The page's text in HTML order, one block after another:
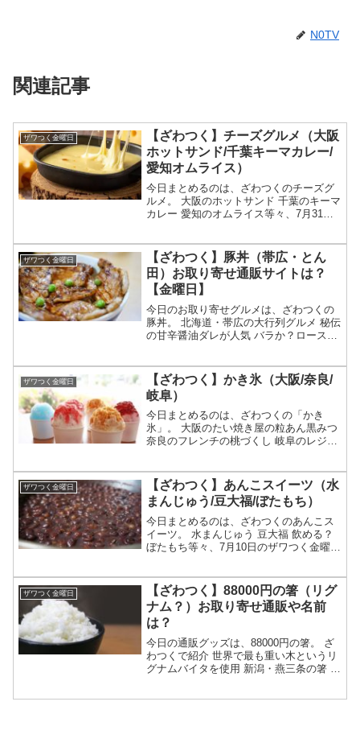
N0TV
関連記事
ザワつく金曜日
【ざわつく】チーズグルメ（大阪
ホットサンド/千葉キーマカレー/
愛知オムライス）
今日まとめるのは、ざわつくのチーズグ
ルメ。 大阪のホットサンド 千葉のキーマ
カレー 愛知のオムライス等々、7月31日
す）ざわつく金曜日 チーズグルメチーズ
の特集が放送さ...
ザワつく金曜日
【ざわつく】豚丼（帯広・とん
田）お取り寄せ通販サイトは？
【金曜日】
今日のお取り寄せグルメは、ざわつくの
豚丼。 北海道・帯広の大行列グルメ 秘伝
の甘辛醤油ダレが人気 バラか？ロース
（画像はイメージ・放送前は予想です）
ざわつく 豚丼豚丼が...
ザワつく金曜日
【ざわつく】かき氷（大阪/奈良/
岐阜）
今日まとめるのは、ざわつくの「かき
氷」。 大阪のたい焼き屋の粒あん黒みつ
奈良のフレンチの桃づくし 岐阜のレジェ
です。（画像はイメージです）ざわつく
金曜日 かき氷かき...
ザワつく金曜日
【ざわつく】あんこスイーツ（水
まんじゅう/豆大福/ぼたもち）
今日まとめるのは、ざわつくのあんこス
イーツ。 水まんじゅう 豆大福 飲める？
ぼたもち等々、7月10日のザワつく金曜日
曜日 あんこスイーツあんこスイーツの特
集が放送された...
ザワつく金曜日
【ざわつく】88000円の箸（リグ
ナム？）お取り寄せ通販や名前
は？
今日の通販グッズは、88000円の箸。 ざ
わつくで紹介 世界で最も重い木というリ
グナムバイタを使用 新潟・燕三条の箸 究